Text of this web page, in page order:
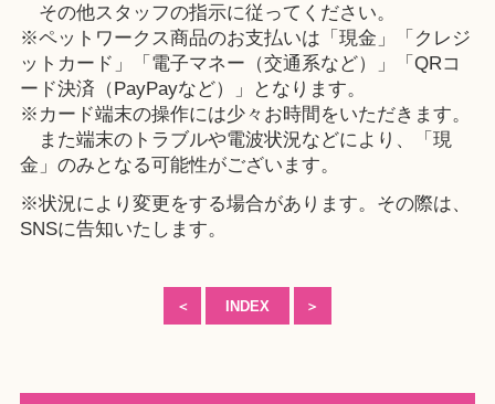
その他スタッフの指示に従ってください。
※ペットワークス商品のお支払いは「現金」「クレジ
ットカード」「電子マネー（交通系など）」「QRコ
ード決済（PayPayなど）」となります。
※カード端末の操作には少々お時間をいただきます。
また端末のトラブルや電波状況などにより、「現
金」のみとなる可能性がございます。
※状況により変更をする場合があります。その際は、
SNSに告知いたします。
＜ INDEX ＞